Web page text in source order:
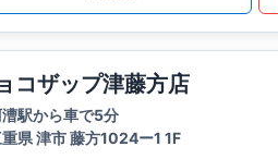
コザップ津藤方店
漕駅から車で5分
重県 津市 藤方1024ー1 1F